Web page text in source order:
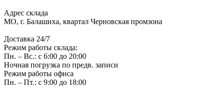
Адрес склада
МО, г. Балашиха, квартал Черновская промзона
Доставка 24/7
Режим работы склада:
Пн. – Вс.: с 6:00 до 20:00
Ночная погрузка по предв. записи
Режим работы офиса
Пн. – Пт.: с 9:00 до 18:00